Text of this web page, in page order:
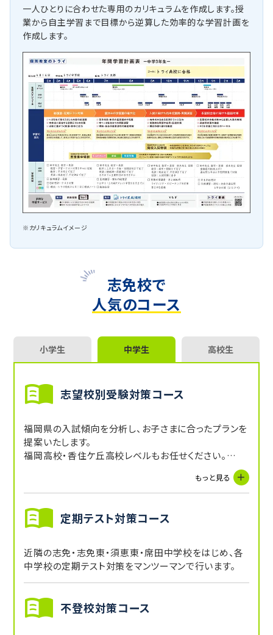
一人ひとりに合わせた専用のカリキュラムを作成します。授
業から自主学習まで目標から逆算した効率的な学習計画を
作成します。
※カリキュラムイメージ
志免校で
人気のコース
小学生 中学生 高校生
志望校別受験対策コース
福岡県の入試傾向を分析し、お子さまに合ったプランを
提案いたします。
福岡高校・香住ケ丘高校レベルもお任せください。
また、基礎から復習をという方こそマンツーマン指導が
もっと見る
定期テスト対策コース
近隣の志免・志免東・須恵東・席田中学校をはじめ、各
中学校の定期テスト対策をマンツーマンで行います。
不登校対策コース